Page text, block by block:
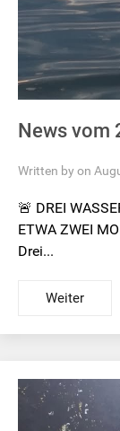
News vom
Written by on
🚨 DREI
ETWA ZWEI
Drei...
Weiter